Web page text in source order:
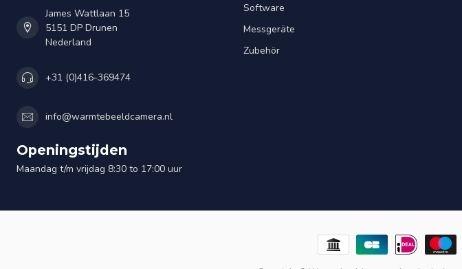
James Wattlaan 15
5151 DP Drunen
Nederland
+31 (0)416-369474
info@warmtebeeldcamera.nl
Openingstijden
Maandag t/m vrijdag 8:30 to 17:00 uur
Software
Messgeräte
Zubehör